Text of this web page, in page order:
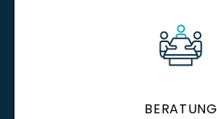
BERATUNG
BERATUNG